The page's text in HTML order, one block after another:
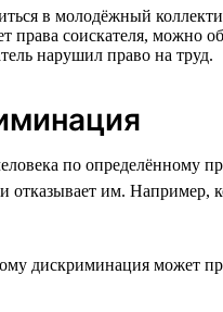
в молодёжный
соискателя, можно
нарушил право на труд.
по определённому
отказывает им.
дискриминация может